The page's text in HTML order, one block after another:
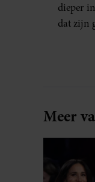
dieper
dat zijn
Meer